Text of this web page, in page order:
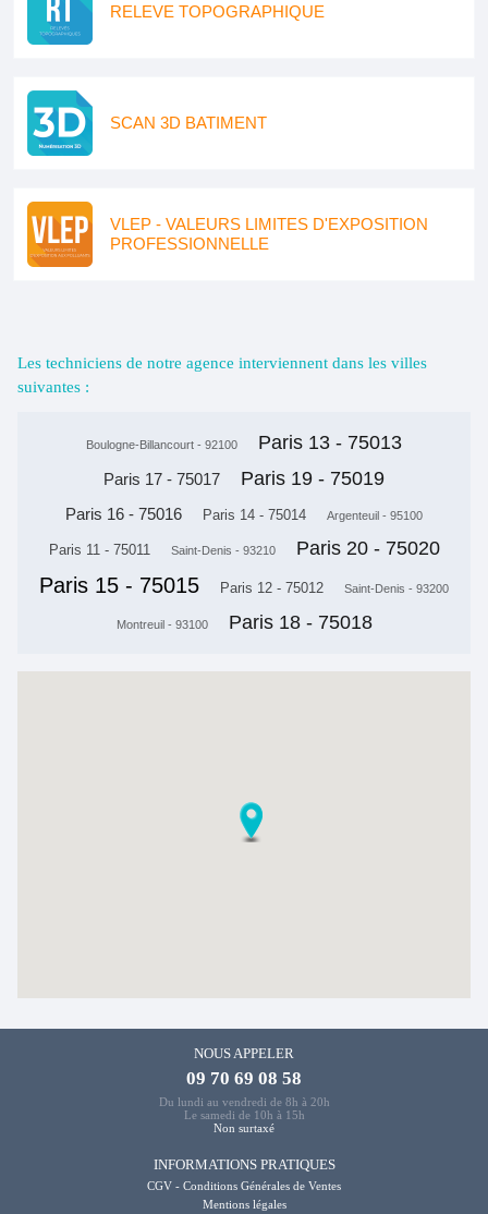
RELEVE TOPOGRAPHIQUE
SCAN 3D BATIMENT
VLEP - VALEURS LIMITES D'EXPOSITION
PROFESSIONNELLE
Les techniciens de notre agence interviennent dans les villes
suivantes :
Boulogne-Billancourt - 92100 Paris 13 - 75013
Paris 17 - 75017 Paris 19 - 75019
Paris 16 - 75016 Paris 14 - 75014 Argenteuil - 95100
Paris 11 - 75011 Saint-Denis - 93210 Paris 20 - 75020
Paris 15 - 75015 Paris 12 - 75012 Saint-Denis - 93200
Montreuil - 93100 Paris 18 - 75018
NOUS APPELER
09 70 69 08 58
Du lundi au vendredi de 8h à 20h
Le samedi de 10h à 15h
Non surtaxé
INFORMATIONS PRATIQUES
CGV - Conditions Générales de Ventes
Mentions légales